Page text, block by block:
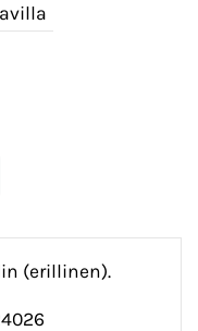
(erillinen).